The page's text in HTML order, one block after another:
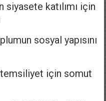
katılımı için
sosyal yapısını
için somut